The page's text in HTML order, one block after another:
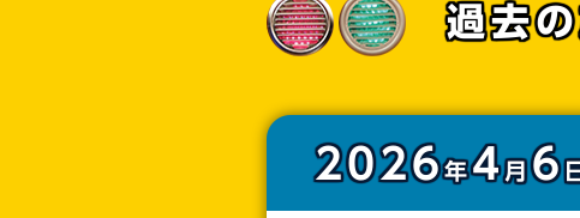
過去
2026年4月6